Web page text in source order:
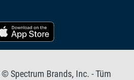
© Spectrum Brands, Inc. - Tüm